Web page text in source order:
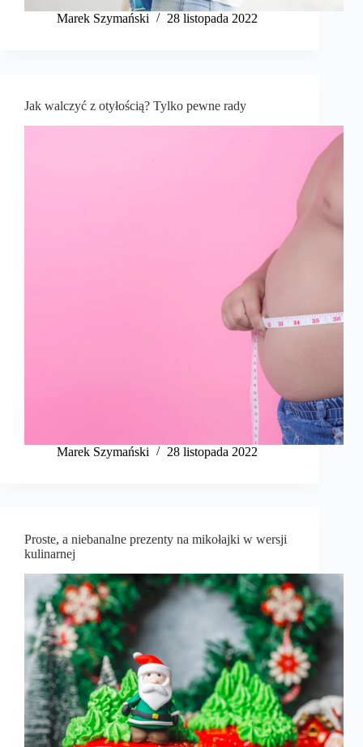
Marek Szymański​ 28 listopada 2022
Jak walczyć z otyłością? Tylko pewne rady
Marek Szymański​ 28 listopada 2022
Proste, a niebanalne prezenty na mikołajki w wersji
kulinarnej